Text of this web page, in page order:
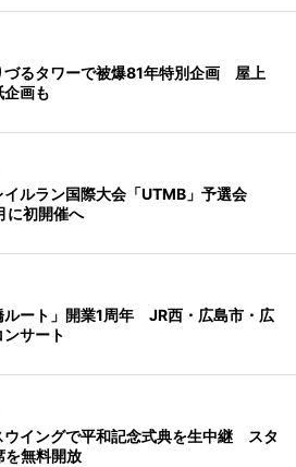
づるタワーで被爆81年特別企画 屋上
画も
イルラン国際大会「UTMB」予選会
初開催へ
ルート」開業1周年 JR西・広島市・広
サート
ウイングで平和記念式典を生中継 スタ
無料開放